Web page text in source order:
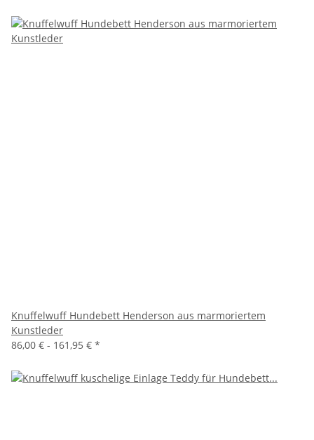
Knuffelwuff Hundebett Henderson aus marmoriertem
Kunstleder
86,00 € - 161,95 € *